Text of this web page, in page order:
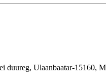
duureg, Ulaanbaatar-15160,